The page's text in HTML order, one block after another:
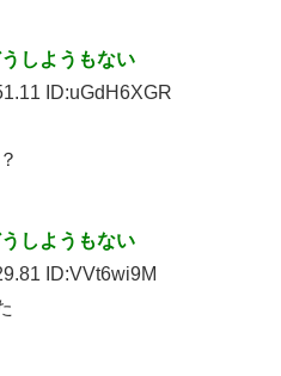
しようもない
ID:uGdH6XGR
しようもない
ID:VVt6wi9M